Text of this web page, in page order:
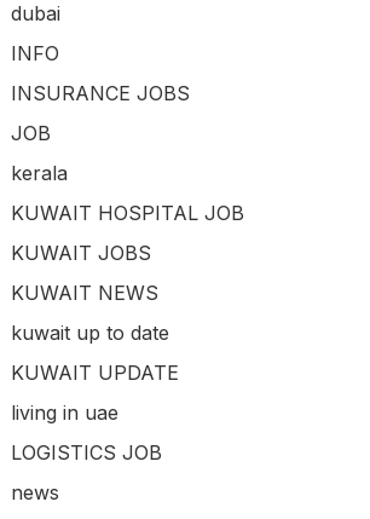
dubai
INFO
INSURANCE JOBS
JOB
kerala
KUWAIT HOSPITAL JOB
KUWAIT JOBS
KUWAIT NEWS
kuwait up to date
KUWAIT UPDATE
living in uae
LOGISTICS JOB
news